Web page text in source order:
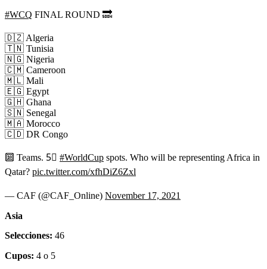
#WCQ FINAL ROUND 🔜
🇩🇿 Algeria
🇹🇳 Tunisia
🇳🇬 Nigeria
🇨🇲 Cameroon
🇲🇱 Mali
🇪🇬 Egypt
🇬🇭 Ghana
🇸🇳 Senegal
🇲🇦 Morocco
🇨🇩 DR Congo
🔟 Teams. 5⃣ #WorldCup spots. Who will be representing Africa in
Qatar? pic.twitter.com/xfhDiZ6Zxl
— CAF (@CAF_Online) November 17, 2021
Asia
Selecciones: 46
Cupos: 4 o 5